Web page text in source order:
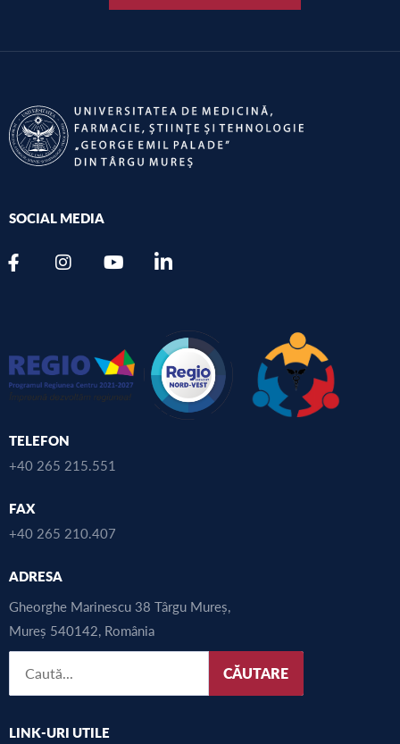
SOCIAL MEDIA
TELEFON
+40 265 215.551
FAX
+40 265 210.407
ADRESA
Gheorghe Marinescu 38 Târgu Mureș,
Mureș 540142, România
CĂUTARE
LINK-URI UTILE